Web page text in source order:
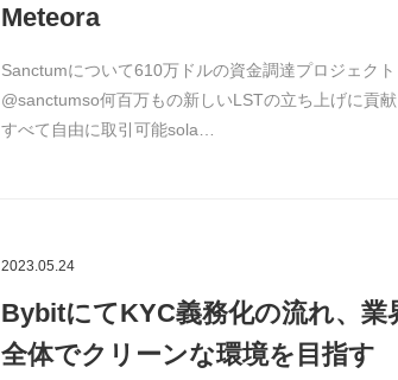
Meteora
Sanctumについて610万ドルの資金調達プロジェク
@sanctumso何百万もの新しいLSTの立ち上げに貢
すべて自由に取引可能sola…
2023.05.24
BybitにてKYC義務化の流れ、業
全体でクリーンな環境を目指す